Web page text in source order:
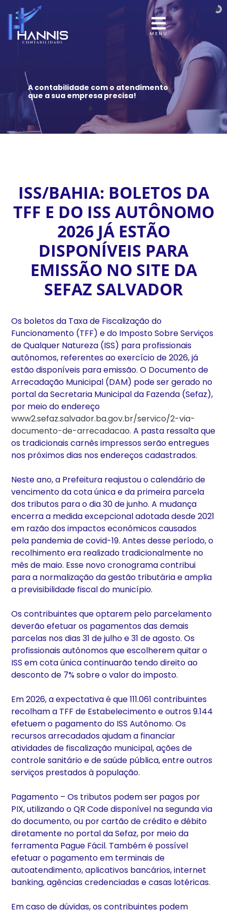
MENU
A contabilidade com o atendimento
que a sua empresa precisa!
ISS/BAHIA: BOLETOS DA
TFF E DO ISS AUTÔNOMO
2026 JÁ ESTÃO
DISPONÍVEIS PARA
EMISSÃO NO SITE DA
SEFAZ SALVADOR
Os boletos da Taxa de Fiscalização do
Funcionamento (TFF) e do Imposto Sobre Serviços
de Qualquer Natureza (ISS) para profissionais
autônomos, referentes ao exercício de 2026, já
estão disponíveis para emissão. O Documento de
Arrecadação Municipal (DAM) pode ser gerado no
portal da Secretaria Municipal da Fazenda (Sefaz),
por meio do endereço
www2.sefaz.salvador.ba.gov.br/servico/2-via-
documento-de-arrecadacao. A pasta ressalta que
os tradicionais carnês impressos serão entregues
nos próximos dias nos endereços cadastrados.
Neste ano, a Prefeitura reajustou o calendário de
vencimento da cota única e da primeira parcela
dos tributos para o dia 30 de junho. A mudança
encerra a medida excepcional adotada desde 2021
em razão dos impactos econômicos causados
pela pandemia de covid-19. Antes desse período, o
recolhimento era realizado tradicionalmente no
mês de maio. Esse novo cronograma contribui
para a normalização da gestão tributária e amplia
a previsibilidade fiscal do município.
Os contribuintes que optarem pelo parcelamento
deverão efetuar os pagamentos das demais
parcelas nos dias 31 de julho e 31 de agosto. Os
profissionais autônomos que escolherem quitar o
ISS em cota única continuarão tendo direito ao
desconto de 7% sobre o valor do imposto.
Em 2026, a expectativa é que 111.061 contribuintes
recolham a TFF de Estabelecimento e outros 9.144
efetuem o pagamento do ISS Autônomo. Os
recursos arrecadados ajudam a financiar
atividades de fiscalização municipal, ações de
controle sanitário e de saúde pública, entre outros
serviços prestados à população.
Pagamento – Os tributos podem ser pagos por
PIX, utilizando o QR Code disponível na segunda via
do documento, ou por cartão de crédito e débito
diretamente no portal da Sefaz, por meio da
ferramenta Pague Fácil. Também é possível
efetuar o pagamento em terminais de
autoatendimento, aplicativos bancários, internet
banking, agências credenciadas e casas lotéricas.
Em caso de dúvidas, os contribuintes podem